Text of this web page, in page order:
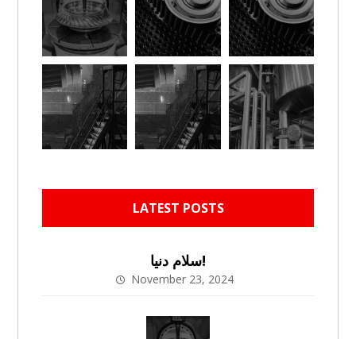
LATEST POSTS
سلام دنیا!
November 23, 2024